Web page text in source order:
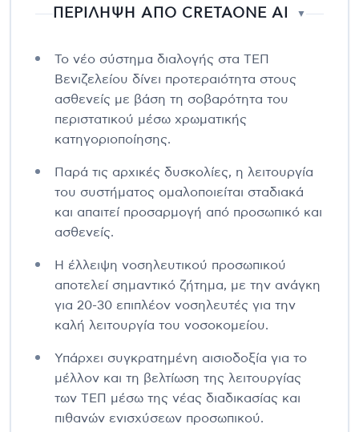
ΠΕΡΙΛΗΨΗ ΑΠΟ CRETAONE AI ▼
Το νέο σύστημα διαλογής στα ΤΕΠ
Βενιζελείου δίνει προτεραιότητα στους
ασθενείς με βάση τη σοβαρότητα του
περιστατικού μέσω χρωματικής
κατηγοριοποίησης.
Παρά τις αρχικές δυσκολίες, η λειτουργία
του συστήματος ομαλοποιείται σταδιακά
και απαιτεί προσαρμογή από προσωπικό και
ασθενείς.
Η έλλειψη νοσηλευτικού προσωπικού
αποτελεί σημαντικό ζήτημα, με την ανάγκη
για 20-30 επιπλέον νοσηλευτές για την
καλή λειτουργία του νοσοκομείου.
Υπάρχει συγκρατημένη αισιοδοξία για το
μέλλον και τη βελτίωση της λειτουργίας
των ΤΕΠ μέσω της νέας διαδικασίας και
πιθανών ενισχύσεων προσωπικού.